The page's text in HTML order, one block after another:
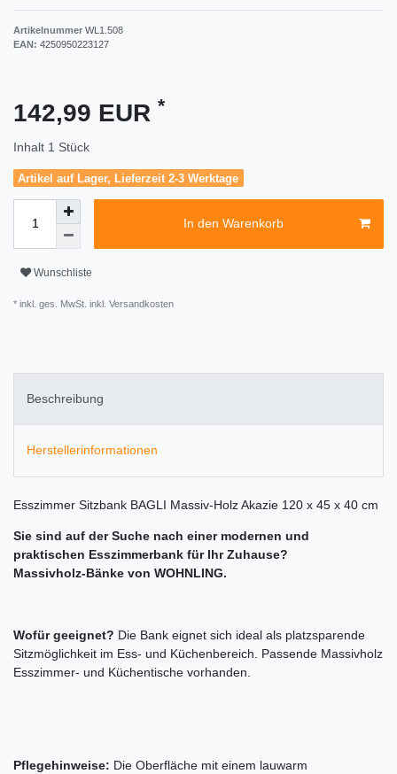
Artikelnummer WL1.508
EAN: 4250950223127
142,99 EUR *
Inhalt 1 Stück
Artikel auf Lager, Lieferzeit 2-3 Werktage
In den Warenkorb
Wunschliste
* inkl. ges. MwSt. inkl. Versandkosten
Beschreibung
Herstellerinformationen
Esszimmer Sitzbank BAGLI Massiv-Holz Akazie 120 x 45 x 40 cm
Sie sind auf der Suche nach einer modernen und
praktischen Esszimmerbank für Ihr Zuhause?
Massivholz-Bänke von WOHNLING.
Wofür geeignet? Die Bank eignet sich ideal als platzsparende
Sitzmöglichkeit im Ess- und Küchenbereich. Passende Massivholz
Esszimmer- und Küchentische vorhanden.
Pflegehinweise: Die Oberfläche mit einem lauwarm